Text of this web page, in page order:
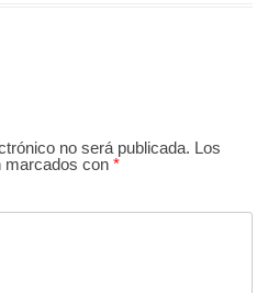
no será publicada. Los
marcados con *